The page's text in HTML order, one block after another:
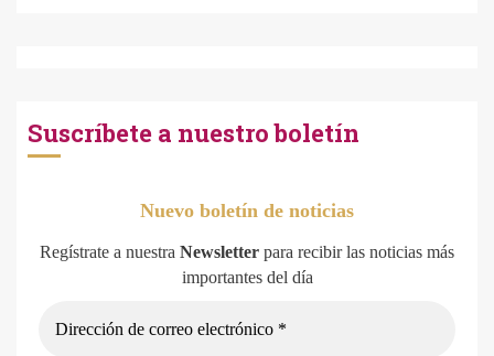
Suscríbete a nuestro boletín
Nuevo boletín de noticias
Regístrate a nuestra Newsletter para recibir las noticias más
importantes del día